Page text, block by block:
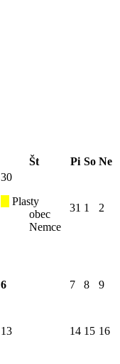
Št Pi So Ne
30
Plasty
obec
Nemce
31 1 2
6 7 8 9
13 14 15 16